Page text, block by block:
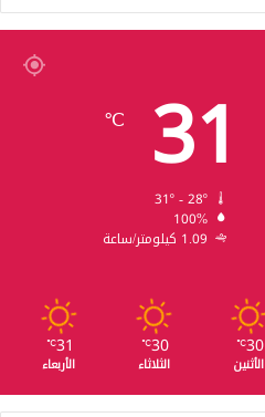
31
℃
100%
1.09 كيلومتر/ساعة
30
℃
الأثنين
30
℃
الثلاثاء
31
℃
الأربعاء